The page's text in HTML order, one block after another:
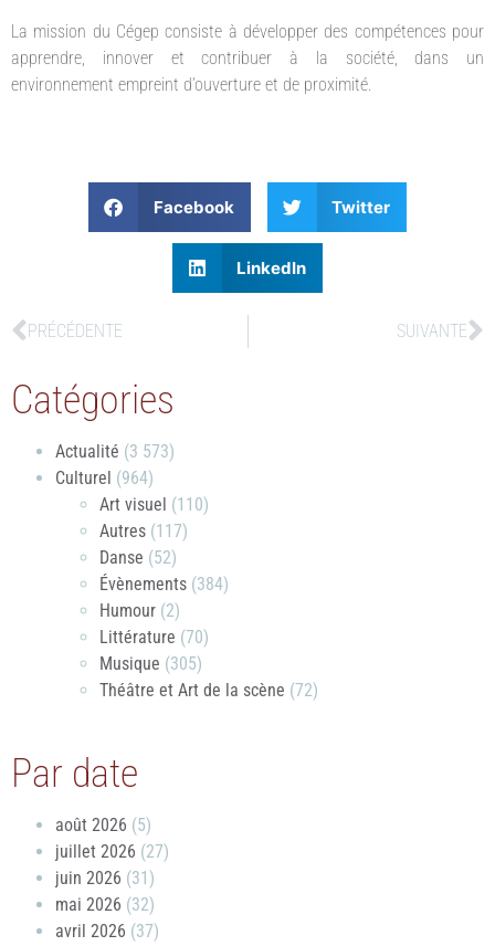
La mission du Cégep consiste à développer des compétences pour
apprendre, innover et contribuer à la société, dans un
environnement empreint d’ouverture et de proximité.
Facebook Twitter
LinkedIn
PRÉCÉDENTE SUIVANTE
Catégories
Actualité (3 573)
Culturel (964)
Art visuel (110)
Autres (117)
Danse (52)
Évènements (384)
Humour (2)
Littérature (70)
Musique (305)
Théâtre et Art de la scène (72)
Par date
août 2026 (5)
juillet 2026 (27)
juin 2026 (31)
mai 2026 (32)
avril 2026 (37)